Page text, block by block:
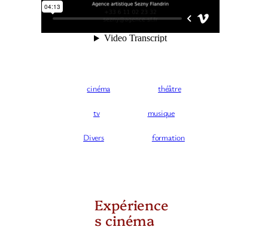
cinéma théâtre
tv musique
Divers formation
Expérience
s cinéma